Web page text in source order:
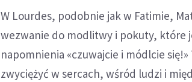
W Lourdes, podobnie jak w Fatimie,
wezwanie do modlitwy i pokuty, które
napomnienia «czuwajcie i módlcie
zwyciężyć w sercach, wśród ludzi i